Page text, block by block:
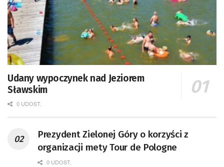
Udany wypoczynek nad Jeziorem
Sławskim
0 UDOST.
Prezydent Zielonej Góry o korzyści z
organizacji mety Tour de Pologne
0 UDOST.